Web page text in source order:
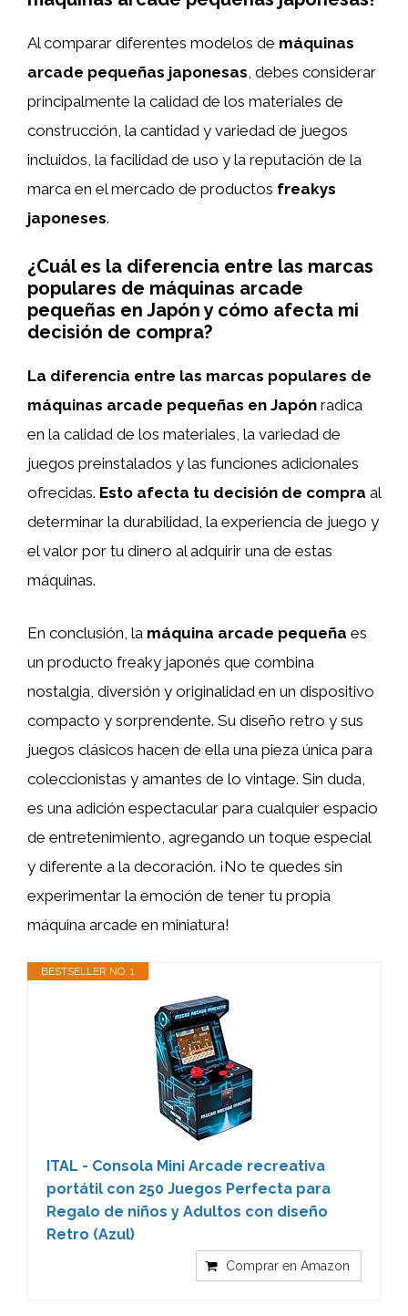
Al comparar diferentes modelos de máquinas
arcade pequeñas japonesas , debes considerar
principalmente la calidad de los materiales de
construcción, la cantidad y variedad de juegos
incluidos, la facilidad de uso y la reputación de la
marca en el mercado de productos freakys
japoneses.
¿Cuál es la diferencia entre las marcas
populares de máquinas arcade
pequeñas en Japón y cómo afecta mi
decisión de compra?
La diferencia entre las marcas populares de
máquinas arcade pequeñas en Japón radica
en la calidad de los materiales, la variedad de
juegos preinstalados y las funciones adicionales
ofrecidas. Esto afecta tu decisión de compra al
determinar la durabilidad, la experiencia de juego y
el valor por tu dinero al adquirir una de estas
máquinas.
En conclusión, la máquina arcade pequeña es
un producto freaky japonés que combina
nostalgia, diversión y originalidad en un dispositivo
compacto y sorprendente. Su diseño retro y sus
juegos clásicos hacen de ella una pieza única para
coleccionistas y amantes de lo vintage. Sin duda,
es una adición espectacular para cualquier espacio
de entretenimiento, agregando un toque especial
y diferente a la decoración. ¡No te quedes sin
experimentar la emoción de tener tu propia
máquina arcade en miniatura!
BESTSELLER NO. 1
ITAL - Consola Mini Arcade recreativa
portátil con 250 Juegos Perfecta para
Regalo de niños y Adultos con diseño
Retro (Azul)
Comprar en Amazon